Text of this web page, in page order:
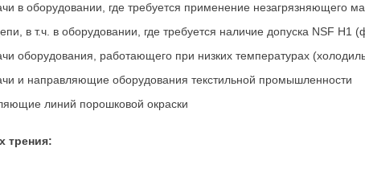
в оборудовании, где требуется применение незагрязняющего
в т.ч. в оборудовании, где требуется наличие допуска NSF H1
оборудования, работающего при низких температурах
и направляющие оборудования текстильной промышленности
линий порошковой окраски
трения: